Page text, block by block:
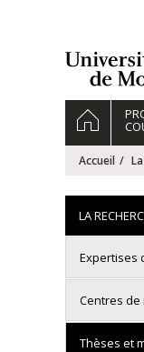
principale
ACCUEIL
Accueil
LA
Expertises
Centres de
Thèses et